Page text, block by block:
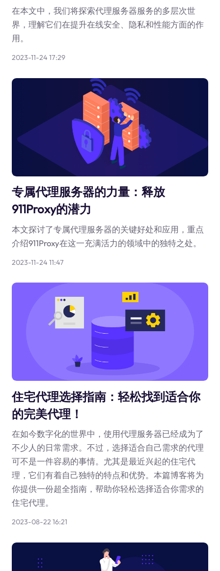
在本文中，我们将探索代理服务器服务的多层次世
界，理解它们在提升在线安全、隐私和性能方面的作
用。
2023-11-24 17:29
专属代理服务器的力量：释放
911Proxy的潜力
本文探讨了专属代理服务器的关键好处和应用，重点
介绍911Proxy在这一充满活力的领域中的独特之处。
2023-11-24 11:47
住宅代理选择指南：轻松找到适合你
的完美代理！
在如今数字化的世界中，使用代理服务器已经成为了
不少人的日常需求。不过，选择适合自己需求的代理
可不是一件容易的事情。尤其是最近兴起的住宅代
理，它们有着自己独特的特点和优势。本篇博客将为
你提供一份超全指南，帮助你轻松选择适合你需求的
住宅代理。
2023-08-22 16:21